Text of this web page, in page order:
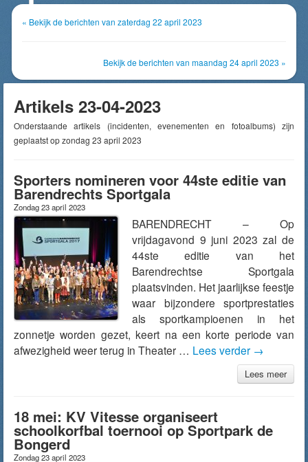
« Bekijk de berichten van zaterdag 22 april 2023
Bekijk de berichten van maandag 24 april 2023 »
Artikels 23-04-2023
Onderstaande artikels (incidenten, evenementen en fotoalbums) zijn
geplaatst op zondag 23 april 2023
Sporters nomineren voor 44ste editie van
Barendrechts Sportgala
Zondag 23 april 2023
BARENDRECHT – Op
vrijdagavond 9 juni 2023 zal de
44ste editie van het
Barendrechtse Sportgala
plaatsvinden. Het jaarlijkse feestje
waar bijzondere sportprestaties
als sportkampioenen in het
zonnetje worden gezet, keert na een korte periode van
afwezigheid weer terug in Theater … Lees verder →
Lees meer
18 mei: KV Vitesse organiseert
schoolkorfbal toernooi op Sportpark de
Bongerd
Zondag 23 april 2023